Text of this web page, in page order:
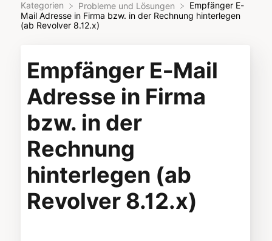
Kategorien ​Probleme und Lösungen
Empfänger E-
Mail Adresse in Firma bzw. in der Rechnung hinterlegen
(ab Revolver 8.12.x)
Empfänger E-Mail
Adresse in Firma
bzw. in der
Rechnung
hinterlegen (ab
Revolver 8.12.x)